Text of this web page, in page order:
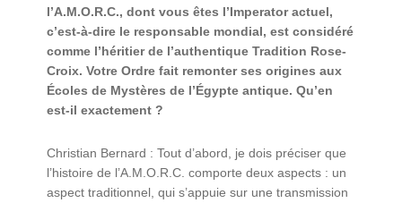
l’A.M.O.R.C., dont vous êtes l’Imperator actuel,
c’est-à-dire le responsable mondial, est considéré
comme l’héritier de l’authentique Tradition Rose-
Croix. Votre Ordre fait remonter ses origines aux
Écoles de Mystères de l’Égypte antique. Qu’en
est-il exactement ?
Christian Bernard : Tout d’abord, je dois préciser que
l’histoire de l’A.M.O.R.C. comporte deux aspects : un
aspect traditionnel, qui s’appuie sur une transmission